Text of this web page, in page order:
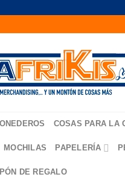
COSAS PARA LA
MOCHILAS PAPELERÍA
DE REGALO